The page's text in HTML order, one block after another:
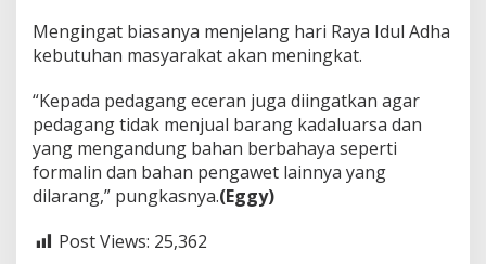
Mengingat biasanya menjelang hari Raya Idul Adha
kebutuhan masyarakat akan meningkat.
“Kepada pedagang eceran juga diingatkan agar
pedagang tidak menjual barang kadaluarsa dan
yang mengandung bahan berbahaya seperti
formalin dan bahan pengawet lainnya yang
dilarang,” pungkasnya.(Eggy)
Post Views: 25,362